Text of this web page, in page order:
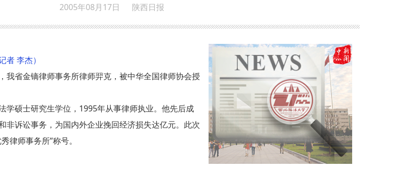
2005年08月17日 陕西日报
李杰）
我省金镝律师事务所律师羿克，被中华全国律师协会授
学硕士研究生学位，1995年从事律师执业。他先后成
非诉讼事务，为国内外企业挽回经济损失达亿元。此次
律师事务所”称号。